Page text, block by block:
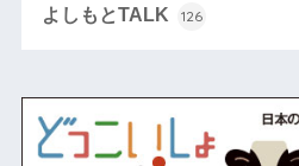
よしもとTALK 126